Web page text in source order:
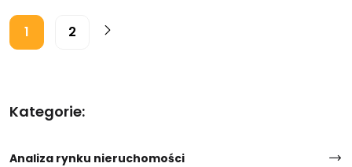
1 2
Kategorie:
Analiza rynku nieruchomości